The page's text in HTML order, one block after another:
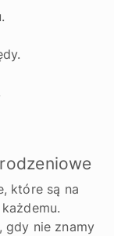
które są na
gdy nie znamy